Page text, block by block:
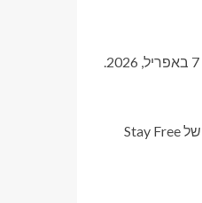
הנימוק שלהם הוא שהפרובינציה התרשלה מחובתה להתייעץ בכך שאיפשרה למסע השאלות והעצומות של Stay Free